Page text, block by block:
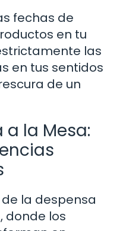
fechas de
en tu
las
en tus sentidos
de un
a la Mesa:
la despensa
donde los